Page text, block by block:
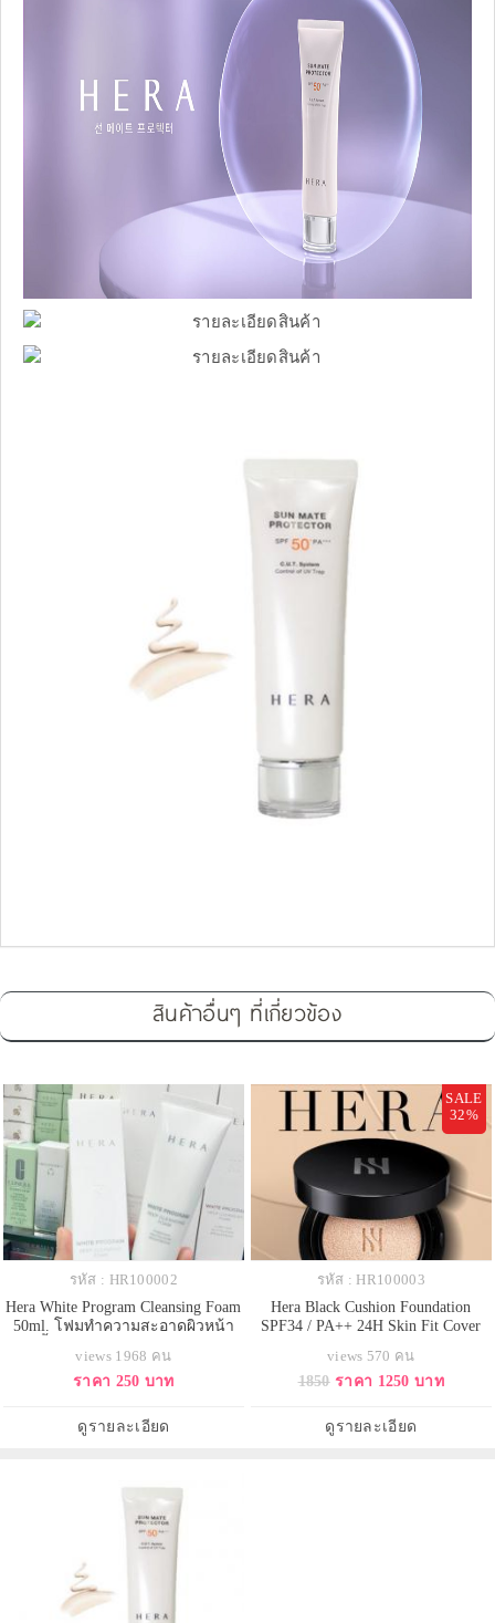
สินค้าอื่นๆ ที่เกี่ยวข้อง
รหัส : HR100002
Hera White Program Cleansing Foam
50ml. โฟมทำความสะอาดผิวหน้า
สว่างใส เนื้อโฟมนุ่ม มีเม็ดแคปซูล
เอ็นไซน์ที่ละลายในมือให้ประสิทธิ์
ให้สะอาดหมดจด ทำให้สีผิว
สม่ำเสมอกันและกลับมาขาวกร
views 1968 คน
ราคา 250 บาท
ดูรายละเอียด
SALE
32%
รหัส : HR100003
Hera Black Cushion Foundation
SPF34 / PA++ 24H Skin Fit Cover
ผิวขาว คุชชั่น Luxury อันดับ 1 ของ
เกาหลี ให้การปกปิดที่บางเบาและ
ให้ผิวเนียนสวย จุดเริ่มต้นของผิวที่
ละเอียดอ่อน คุชชั่น ฟาวเด
views 570 คน
1850 ราคา 1250 บาท
ดูรายละเอียด